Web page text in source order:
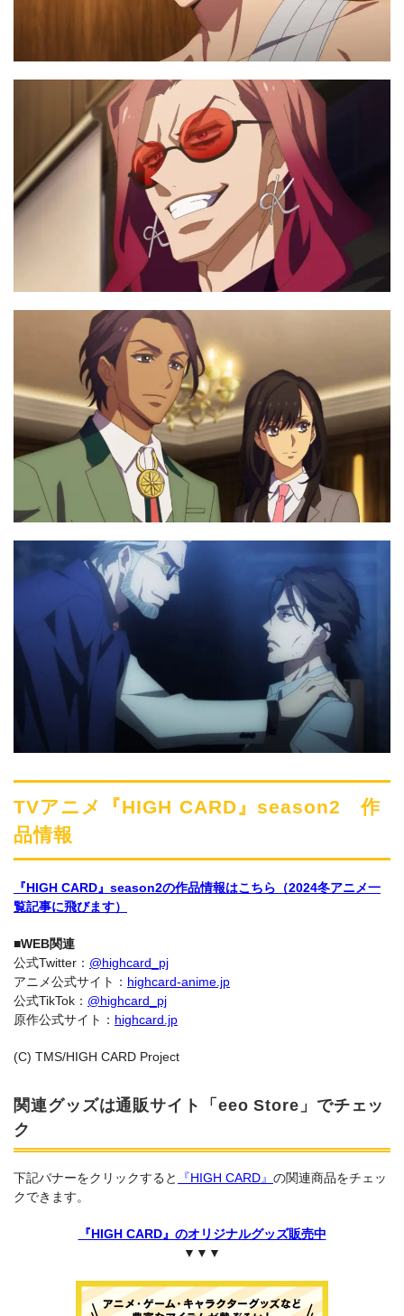
TVアニメ『HIGH CARD』season2 作
品情報
『HIGH CARD』season2の作品情報はこちら（2024冬アニメ一
覧記事に飛びます）
■WEB関連
公式Twitter： @highcard_pj
アニメ公式サイト： highcard-anime.jp
公式TikTok： @highcard_pj
原作公式サイト： highcard.jp
(C) TMS/HIGH CARD Project
関連グッズは通販サイト「eeo Store」でチェッ
ク
下記バナーをクリックすると 『HIGH CARD』 の関連商品をチェッ
クできます。
『HIGH CARD』のオリジナルグッズ販売中
▼▼▼